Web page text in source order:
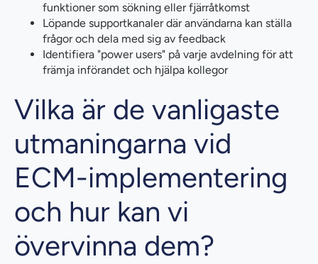
funktioner som sökning eller fjärråtkomst
Löpande supportkanaler där användarna kan ställa
frågor och dela med sig av feedback
Identifiera "power users" på varje avdelning för att
främja införandet och hjälpa kollegor
Vilka är de vanligaste
utmaningarna vid
ECM-implementering
och hur kan vi
övervinna dem?